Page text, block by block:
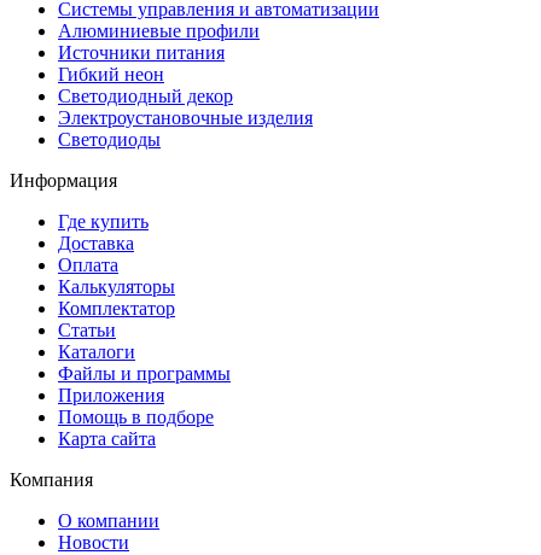
Системы управления и автоматизации
Алюминиевые профили
Источники питания
Гибкий неон
Светодиодный декор
Электроустановочные изделия
Светодиоды
Информация
Где купить
Доставка
Оплата
Калькуляторы
Комплектатор
Статьи
Каталоги
Файлы и программы
Приложения
Помощь в подборе
Карта сайта
Компания
О компании
Новости